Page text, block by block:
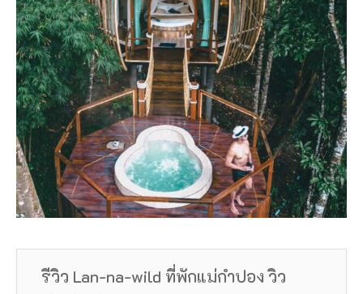
รีวิว Lan-na-wild ที่พักแม่กำปอง วิว